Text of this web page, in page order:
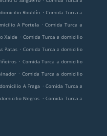
Roublín . Comida Turca a
A Portela . Comida Turca a
Xalde . Comida Turca a domicilio
Patas . Comida Turca a domicilio
. Comida Turca a domicilio
. Comida Turca a domicilio
A Fraga . Comida Turca a
Negros . Comida Turca a